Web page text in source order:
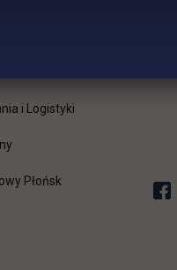
i Logistyki
Płońsk
w nowej karcie